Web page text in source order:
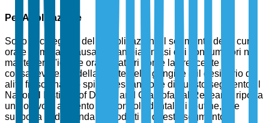
Per Applicazione
Sotto la categoria delle applicazioni, il segmento della cura
orale domina a causa dell'ampia enfasi dei consumatori nel
mantenere l'igiene orale. Fattori come la crescente
consapevolezza della salute delle gengive e il desiderio di
alito fresco hanno spinto l'espansione di questo segmento. Il
National Institute of Dental and Craniofacial Research riporta
un notevole aumento nei controlli dentali di routine, che
supporta la domanda di prodotti in questo segmento.